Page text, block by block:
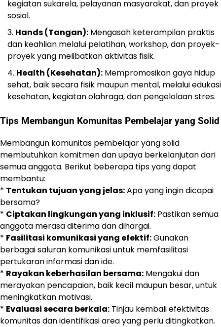
kegiatan sukarela, pelayanan masyarakat, dan proyek
sosial.
Hands (Tangan): Mengasah keterampilan praktis
dan keahlian melalui pelatihan, workshop, dan proyek-
proyek yang melibatkan aktivitas fisik.
Health (Kesehatan): Mempromosikan gaya hidup
sehat, baik secara fisik maupun mental, melalui edukasi
kesehatan, kegiatan olahraga, dan pengelolaan stres.
Tips Membangun Komunitas Pembelajar yang Solid
Membangun komunitas pembelajar yang solid
membutuhkan komitmen dan upaya berkelanjutan dari
semua anggota. Berikut beberapa tips yang dapat
membantu:
* Tentukan tujuan yang jelas:Apa yang ingin dicapai
bersama?
* Ciptakan lingkungan yang inklusif: Pastikan semua
anggota merasa diterima dan dihargai.
* Fasilitasi komunikasi yang efektif:Gunakan
berbagai saluran komunikasi untuk memfasilitasi
pertukaran informasi dan ide.
* Rayakan keberhasilan bersama: Mengakui dan
merayakan pencapaian, baik kecil maupun besar, untuk
meningkatkan motivasi.
* Evaluasi secara berkala: Tinjau kembali efektivitas
komunitas dan identifikasi area yang perlu ditingkatkan.